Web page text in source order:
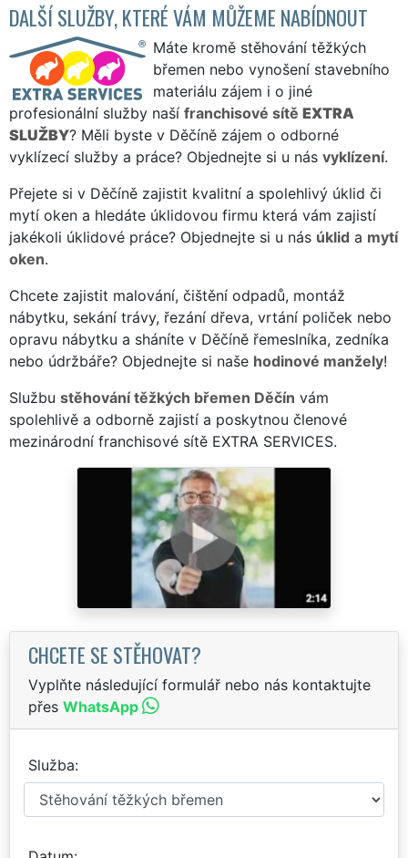
DALŠÍ SLUŽBY, KTERÉ VÁM MŮŽEME NABÍDNOUT
Máte kromě stěhování těžkých
břemen nebo vynošení stavebního
materiálu zájem i o jiné
profesionální služby naší franchisové sítě EXTRA
SLUŽBY? Měli byste v Děčíně zájem o odborné
vyklízecí služby a práce? Objednejte si u nás vyklízení.
Přejete si v Děčíně zajistit kvalitní a spolehlivý úklid či
mytí oken a hledáte úklidovou firmu která vám zajistí
jakékoli úklidové práce? Objednejte si u nás úklid a mytí
oken.
Chcete zajistit malování, čištění odpadů, montáž
nábytku, sekání trávy, řezání dřeva, vrtání poliček nebo
opravu nábytku a sháníte v Děčíně řemeslníka, zedníka
nebo údržbáře? Objednejte si naše hodinové manžely!
Službu stěhování těžkých břemen Děčín vám
spolehlivě a odborně zajistí a poskytnou členové
mezinárodní franchisové sítě EXTRA SERVICES.
CHCETE SE STĚHOVAT?
Vyplňte následující formulář nebo nás kontaktujte
přes WhatsApp
Služba